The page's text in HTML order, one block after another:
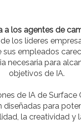
a los agentes de
los líderes
sus empleados
necesaria para
objetivos de IA.
de IA de Surface
diseñadas para
la creatividad y